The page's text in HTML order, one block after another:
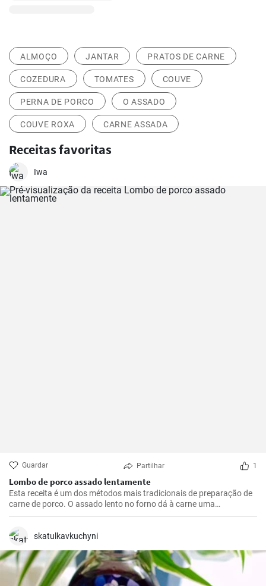
ALMOÇO JANTAR PRATOS DE CARNE
COZEDURA TOMATES COUVE
PERNA DE PORCO O ASSADO
COUVE ROXA CARNE ASSADA
Receitas favoritas
Iwa
Guardar Partilhar 1
Lombo de porco assado lentamente
Esta receita é um dos métodos mais tradicionais de preparação de
carne de porco. O assado lento no forno dá à carne uma
oportunidade de se tornar suave e suculenta, enriquecendo-a com
consumida com molho, purê de batatas ou legumes grelhados. Se
outras especiarias ao tempero da carne de acordo com o seu
gosto.
skatulkavkuchyni